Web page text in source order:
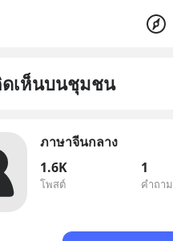
เห็นบนชุมชน
ภาษาจีนกลาง
1.6K
โพสต์
1
คำถาม